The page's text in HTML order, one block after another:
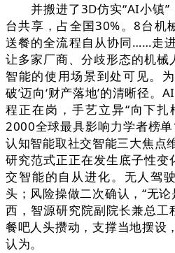
并搬进了3D仿实“AI小镇”
台共享，占全国30%。8台机
送餐的全流程自从协同……走
让多家厂商、分歧形态的机械
智能的使用场景到处可见。
破’迈向‘财产落地’的清晰径。
程正在岗，手艺立异“向下
2000全球最具影响力学者榜单
认知智能取社交智能三大焦点
研究范式正正在发生底子性变
交智能的自从进化。无人驾
头；风险操做二次确认，“无
西，智源研究院副院长兼总工
餐吧人头攒动，支撑当地摆设
认为。